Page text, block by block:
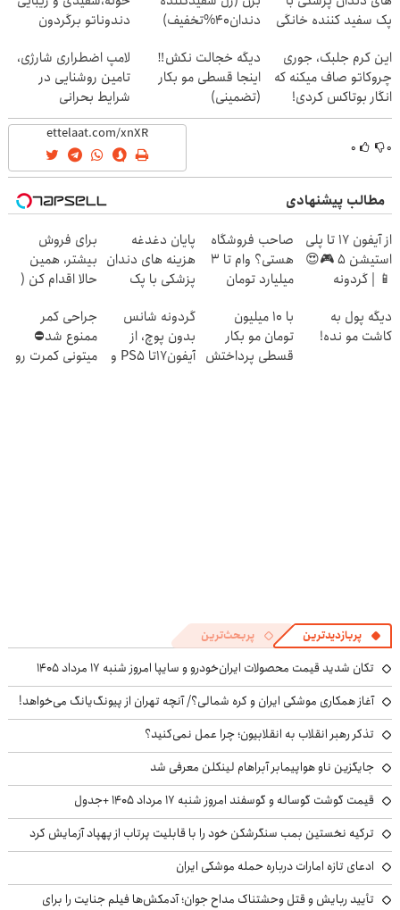
پک سفید کننده خانگی
دندان40%تخفیف)
دندوناتو برگردون
این کرم جلبک، جوری
چروکاتو صاف میکنه که
انگار بوتاکس کردی!
(تخفیف ویژه)
دیگه خجالت نکش‼️
اینجا قسطی مو بکار
(تضمینی)
لامپ اضطراری شارژی،
تامین روشنایی در
شرایط بحرانی
۰ ۰
مطالب پیشنهادی
از آیفون 17 تا پلی
استیشن 5 🎮😍
📱 | گردونه
ببر
صاحب فروشگاه
هستی؟ وام تا ۳
میلیارد تومان
پایان دغدغه
هزینه های دندان
پزشکی با پک
خانگی
برای فروش
بیشتر، همین
حالا اقدام کن (
دیگه پول به
کاشت مو نده!
با 10 میلیون
تومان مو بکار
قسطی پرداختش
گردونه شانس
بدون پوچ، از
آیفون17تا PS5 و
جراحی کمر
ممنوع شد⛔
میتونی کمرت رو
پربازدیدترین پربحث‌ترین
تکان شدید قیمت محصولات ایران‌خودرو و سایپا امروز شنبه ۱۷ مرداد ۱۴۰۵
آغاز همکاری موشکی ایران و کره شمالی؟/ آنچه تهران از پیونگ‌یانگ می‌خواهد!
تذکر رهبر انقلاب به انقلابیون؛ چرا عمل نمی‌کنید؟
جایگزین ناو هواپیمابر آبراهام لینکلن معرفی شد
قیمت گوشت گوساله و گوسفند امروز شنبه ۱۷ مرداد ۱۴۰۵ +جدول
ترکیه نخستین بمب سنگرشکن خود را با قابلیت پرتاب از پهپاد آزمایش کرد
ادعای تازه امارات درباره حمله موشکی ایران
تأیید ربایش و قتل وحشتناک مداح جوان؛ آدمکش‌ها فیلم جنایت را برای